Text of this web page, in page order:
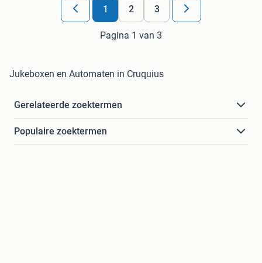
1 2 3
Pagina 1 van 3
Jukeboxen en Automaten in Cruquius
Gerelateerde zoektermen
Populaire zoektermen